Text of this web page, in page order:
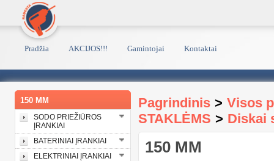
Pradžia AKCIJOS!!! Gamintojai Kontaktai
150 MM
SODO PRIEŽIŪROS
ĮRANKIAI
BATERINIAI ĮRANKIAI
ELEKTRINIAI ĮRANKIAI
Pagrindinis > Visos
STAKLĖMS > Diskai
150 MM